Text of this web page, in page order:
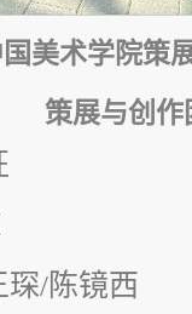
国美术学院策
策展与创作
琛/陈镜西